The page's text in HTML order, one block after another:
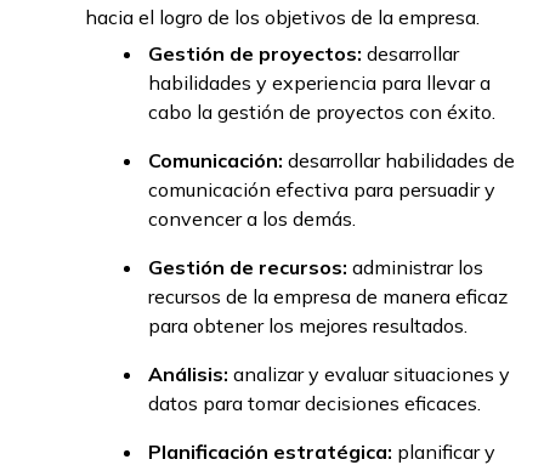
hacia el logro de los objetivos de la empresa.
Gestión de proyectos: desarrollar
habilidades y experiencia para llevar a
cabo la gestión de proyectos con éxito.
Comunicación: desarrollar habilidades de
comunicación efectiva para persuadir y
convencer a los demás.
Gestión de recursos: administrar los
recursos de la empresa de manera eficaz
para obtener los mejores resultados.
Análisis: analizar y evaluar situaciones y
datos para tomar decisiones eficaces.
Planificación estratégica: planificar y